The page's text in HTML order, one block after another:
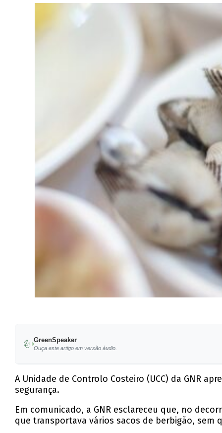
GreenSpeaker
Ouça este artigo em versão áudio.
A Unidade de Controlo Costeiro (UCC) da GNR
segurança.
Em comunicado, a GNR esclareceu que, no
que transportava vários sacos de berbigão,